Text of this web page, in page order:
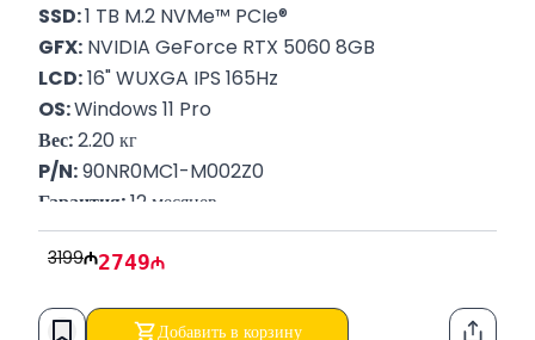
SSD: 1 TB M.2 NVMe™ PCIe®
GFX: NVIDIA GeForce RTX 5060 8GB
LCD: 16" WUXGA IPS 165Hz
OS: Windows 11 Pro
Вес: 2.20 кг
P/N: 90NR0MC1-M002Z0
Гарантия: 12 месяцев
3199 2749
Добавить в корзину